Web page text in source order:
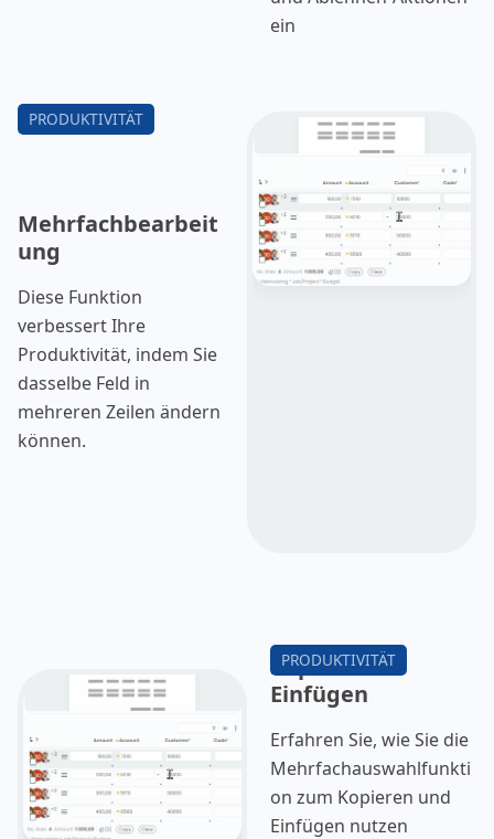
ein
Mehrfachbearbeit
ung
Diese Funktion
verbessert Ihre
Produktivität, indem Sie
dasselbe Feld in
mehreren Zeilen ändern
können.
Kopieren &
Einfügen
Erfahren Sie, wie Sie die
Mehrfachauswahlfunkti
on zum Kopieren und
Einfügen nutzen